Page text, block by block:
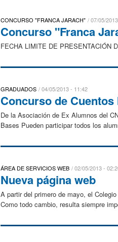
CONCURSO "FRANCA JARACH" 07/05/
Concurso "Franca
FECHA LIMITE DE PRESENTACIÓN
GRADUADOS 04/05/2013 - 11:42
Concurso de Cuentos
De la Asociación de Ex Alumnos del
Bases Pueden participar todos los
ÁREA DE SERVICIOS WEB 02/05/2013 -
Nueva página web
A partir del primero de mayo, el
Como todo cambio, resulta siempre